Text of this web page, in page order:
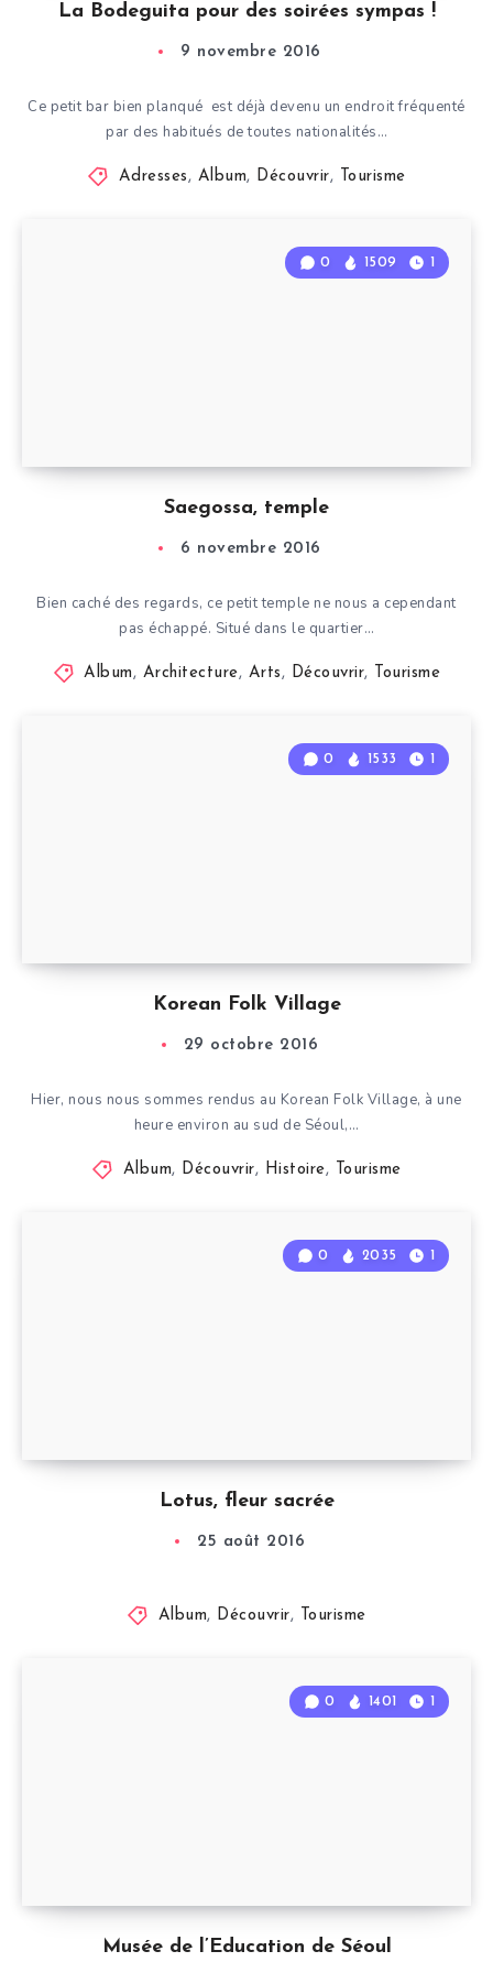
La Bodeguita pour des soirées sympas !
9 novembre 2016
Ce petit bar bien planqué est déjà devenu un endroit fréquenté
par des habitués de toutes nationalités…
Adresses, Album, Découvrir, Tourisme
Saegossa, temple
0 1509 1
6 novembre 2016
Bien caché des regards, ce petit temple ne nous a cependant
pas échappé. Situé dans le quartier…
Album, Architecture, Arts, Découvrir, Tourisme
Korean Folk Village
0 1533 1
29 octobre 2016
Hier, nous nous sommes rendus au Korean Folk Village, à une
heure environ au sud de Séoul,…
Album, Découvrir, Histoire, Tourisme
Lotus, fleur sacrée
0 2035 1
25 août 2016
Album, Découvrir, Tourisme
Musée de l’Education de Séoul
0 1401 1